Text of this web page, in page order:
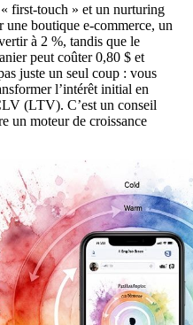
first-touch » et un nurturing
une boutique e-commerce, un
à 2 %, tandis que le
peut coûter 0,80 $ et
juste un seul coup : vous
l’intérêt initial en
(LTV). C’est un conseil
un moteur de croissance